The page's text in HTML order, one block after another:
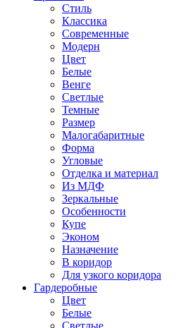
Стиль
Классика
Современные
Модерн
Цвет
Белые
Венге
Светлые
Темные
Размер
Малогабаритные
Форма
Угловые
Отделка и материал
Из МДФ
Зеркальные
Особенности
Купе
Эконом
Назначение
В коридор
Для узкого коридора
Гардеробные
Цвет
Белые
Светлые